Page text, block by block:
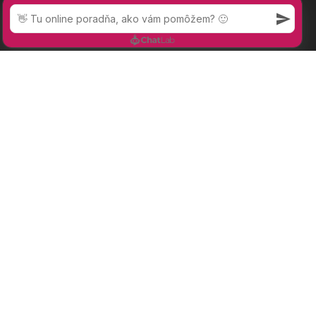
nedostatočne,
povrchne, na
dvoch testov alebo
platničiek, svalové
nerovnováhy alebo
iné neurologické
Prijať nevyhnutné Prijať všetko